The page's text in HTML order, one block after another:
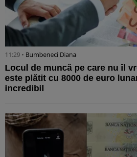
11:29 • Bumbeneci Diana
Locul de muncă pe care nu îl
este plătit cu 8000 de euro
incredibil